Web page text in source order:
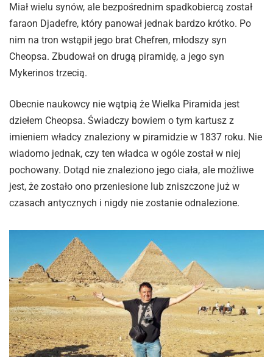
Miał wielu synów, ale bezpośrednim spadkobiercą został
faraon Djadefre, który panował jednak bardzo krótko. Po
nim na tron wstąpił jego brat Chefren, młodszy syn
Cheopsa. Zbudował on drugą piramidę, a jego syn
Mykerinos trzecią.
Obecnie naukowcy nie wątpią że Wielka Piramida jest
dziełem Cheopsa. Świadczy bowiem o tym kartusz z
imieniem władcy znaleziony w piramidzie w 1837 roku. Nie
wiadomo jednak, czy ten władca w ogóle został w niej
pochowany. Dotąd nie znaleziono jego ciała, ale możliwe
jest, że zostało ono przeniesione lub zniszczone już w
czasach antycznych i nigdy nie zostanie odnalezione.